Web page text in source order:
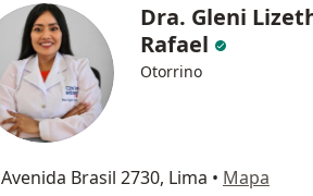
Dra. Gleni
Rafael
Otorrino
Avenida Brasil 2730, Lima • Mapa